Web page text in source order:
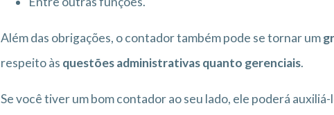
Além das obrigações, o contador também pode se tornar um
respeito às questões administrativas quanto gerenciais.
Se você tiver um bom contador ao seu lado, ele poderá auxiliá-